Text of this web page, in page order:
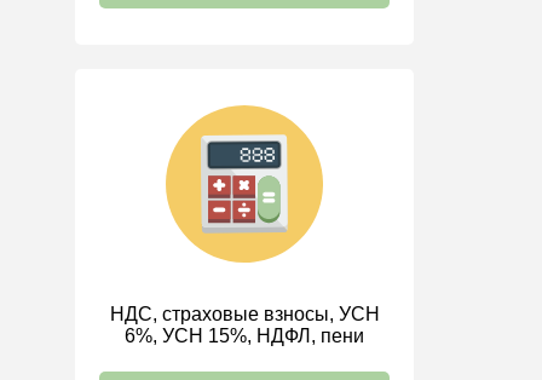
должностные инструкции
Трудовые книжки
Кадровые документы и
образцы
Персональные данные
ИП
НДС, страховые взносы, УСН
6%, УСН 15%, НДФЛ, пени